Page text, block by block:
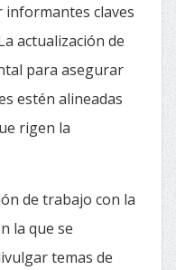
informantes claves
actualización de
para asegurar
estén alineadas
rigen la
de trabajo con la
la que se
temas de